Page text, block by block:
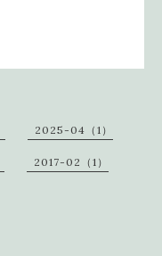
2025-04（1）
2017-02（1）